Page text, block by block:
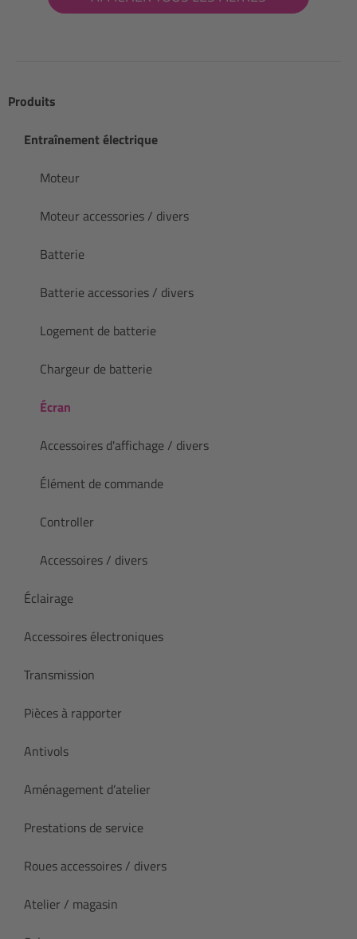
Produits
Entraînement électrique
Moteur
Moteur accessories / divers
Batterie
Batterie accessories / divers
Logement de batterie
Chargeur de batterie
Écran
Accessoires d'affichage / divers
Élément de commande
Controller
Accessoires / divers
Éclairage
Accessoires électroniques
Transmission
Pièces à rapporter
Antivols
Aménagement d’atelier
Prestations de service
Roues accessoires / divers
Atelier / magasin